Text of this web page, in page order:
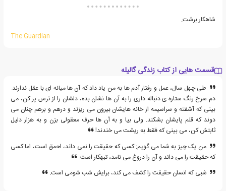
شاهکار برشت.
The Guardian
قسمت هایی از کتاب زندگی گالیله
طی چهل سال، عمل و رفتار آدم ها به من یاد داد که آن ها میانه ای با عقل ندارند.
دم سرخ رنگ ستاره ی دنباله داری را به آن ها نشان بده، دلشان را از ترس پر کن، می
بینی که آشفته و سراسیمه از خانه هایشان بیرون می ریزند و درهم و برهم چنان می
دوند که قلم پایشان بشکند. ولی بیا و به آن ها حرف معقولی بزن و به هزار دلیل
ثابتش کن، می بینی که فقط به ریشت می خندند!
من یک چیز به شما می گویم: کسی که حقیقت را نمی داند، احمق است، اما کسی
که حقیقت را می داند و آن را دروغ می نامد، تبهکار است.
شبی که انسان حقیقت را کشف می کند، برایش شب شومی است.